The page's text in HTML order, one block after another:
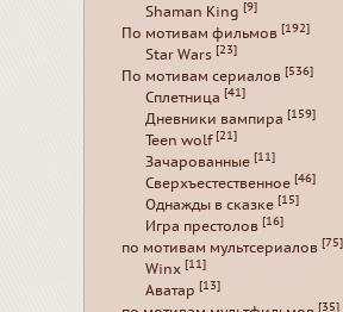
Shaman King [9]
По мотивам фильмов [192]
Star Wars [23]
По мотивам сериалов [536]
Сплетница [41]
Дневники вампира [159]
Teen wolf [21]
Зачарованные [11]
Сверхъестественное [46]
Однажды в сказке [15]
Игра престолов [16]
по мотивам мультсериалов [75]
Winx [11]
Аватар [13]
[35]